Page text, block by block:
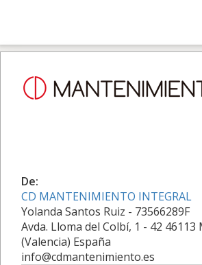
De:
CD MANTENIMIENTO INTEGRAL
Yolanda Santos Ruiz - 73566289F
Avda. Lloma del Colbí, 1 - 42 46113
(Valencia) España
info@cdmantenimiento.es